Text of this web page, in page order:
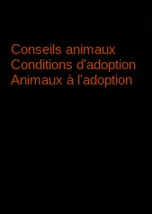
Conseils animaux
Conditions d'adoption
Animaux à l'adoption